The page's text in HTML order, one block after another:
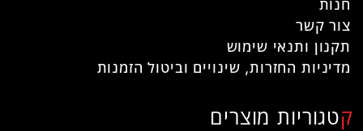
חנות
צור קשר
תקנון ותנאי שימוש
מדיניות החזרות, שינויים וביטול הזמנות
קטגוריות מוצרים